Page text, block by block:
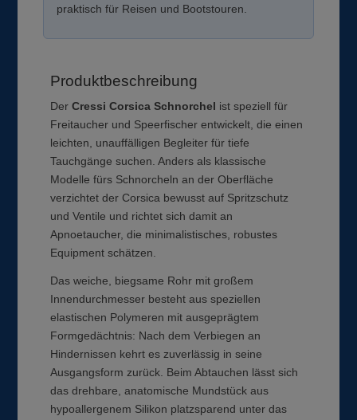
praktisch für Reisen und Bootstouren.
Produktbeschreibung
DerCressi Corsica Schnorchel ist speziell für
Freitaucher und Speerfischer entwickelt, die einen
leichten, unauffälligen Begleiter für tiefe
Tauchgänge suchen. Anders als klassische
Modelle fürs Schnorcheln an der Oberfläche
verzichtet der Corsica bewusst auf Spritzschutz
und Ventile und richtet sich damit an
Apnoetaucher, die minimalistisches, robustes
Equipment schätzen.
Das weiche, biegsame Rohr mit großem
Innendurchmesser besteht aus speziellen
elastischen Polymeren mit ausgeprägtem
Formgedächtnis: Nach dem Verbiegen an
Hindernissen kehrt es zuverlässig in seine
Ausgangsform zurück. Beim Abtauchen lässt sich
das drehbare, anatomische Mundstück aus
hypoallergenem Silikon platzsparend unter das